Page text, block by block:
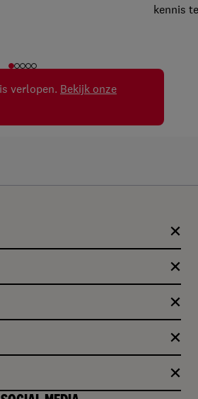
kennis
verlopen. Bekijk onze